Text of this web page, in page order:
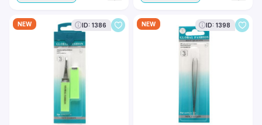
NEW ID: 1386 NEW ID: 1398